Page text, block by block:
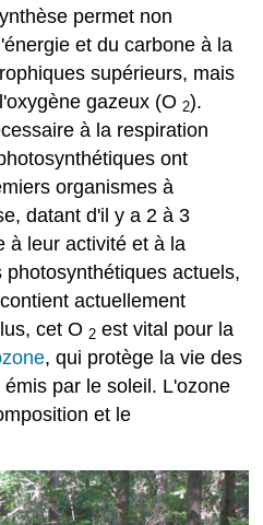
permet non
et du carbone à la
supérieurs, mais
gazeux (O 2).
à la respiration
ont
organismes à
datant d'il y a 2 à 3
à leur activité et à la
actuels,
actuellement
cet O 2 est vital pour la
, qui protège la vie des
par le soleil. L'ozone
et le